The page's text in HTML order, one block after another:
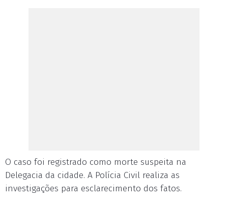
O caso foi registrado como morte suspeita na
Delegacia da cidade. A Polícia Civil realiza as
investigações para esclarecimento dos fatos.